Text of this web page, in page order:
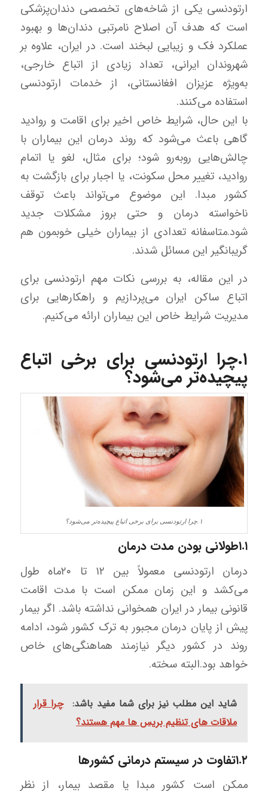
ارتودنسی یکی از شاخه‌های تخصصی دندان‌پزشکی
است که هدف آن اصلاح نامرتبی دندان‌ها و بهبود
عملکرد فک و زیبایی لبخند است. در ایران، علاوه بر
شهروندان ایرانی، تعداد زیادی از اتباع خارجی،
به‌ویژه عزیزان افغانستانی، از خدمات ارتودنسی
استفاده می‌کنند.
با این حال، شرایط خاص اخیر برای اقامت و روادید
گاهی باعث می‌شود که روند درمان این بیماران با
چالش‌هایی روبه‌رو شود؛ برای مثال، لغو یا اتمام
روادید، تغییر محل سکونت، یا اجبار برای بازگشت به
کشور مبدا. این موضوع می‌تواند باعث توقف
ناخواسته درمان و حتی بروز مشکلات جدید
شود.متاسفانه تعدادی از بیماران خیلی خوبمون هم
گریبانگیر این مسائل شدند.
در این مقاله، به بررسی نکات مهم ارتودنسی برای
اتباع ساکن ایران می‌پردازیم و راهکارهایی برای
مدیریت شرایط خاص این بیماران ارائه می‌کنیم.
۱.چرا ارتودنسی برای برخی اتباع
پیچیده‌تر می‌شود؟
۱.چرا ارتودنسی برای برخی اتباع پیچیده‌تر می‌شود؟
۱.۱طولانی بودن مدت درمان
درمان ارتودنسی معمولاً بین ١٢ تا ٢٠ماه طول
می‌کشد و این زمان ممکن است با مدت اقامت
قانونی بیمار در ایران همخوانی نداشته باشد. اگر بیمار
پیش از پایان درمان مجبور به ترک کشور شود، ادامه
روند در کشور دیگر نیازمند هماهنگی‌های خاص
خواهد بود.البته سخته.
شاید این مطلب نیز برای شما مفید باشد:
چرا قرار
ملاقات های تنظیم بریس ها مهم هستند؟
۱.۲تفاوت در سیستم درمانی کشورها
ممکن است کشور مبدا یا مقصد بیمار، از نظر